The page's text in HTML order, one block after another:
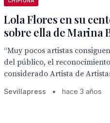
Lola Flores en su
sobre ella de Marina
“Muy pocos artistas
del público, el
considerado Artista de
Sevillapress • hace 3 años